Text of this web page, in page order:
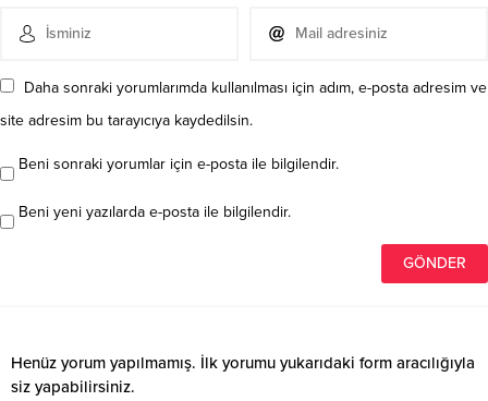
Daha sonraki yorumlarımda kullanılması için adım, e-posta adresim ve
site adresim bu tarayıcıya kaydedilsin.
Beni sonraki yorumlar için e-posta ile bilgilendir.
Beni yeni yazılarda e-posta ile bilgilendir.
Henüz yorum yapılmamış. İlk yorumu yukarıdaki form aracılığıyla
siz yapabilirsiniz.